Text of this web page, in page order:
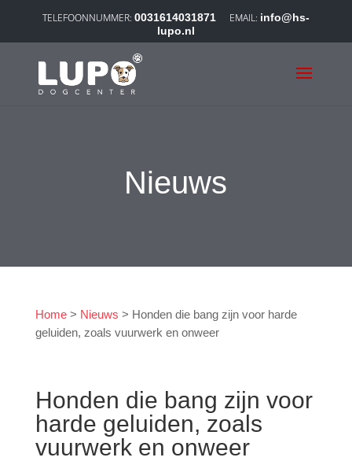
0031614031871
info@hs-
lupo.nl
Nieuws
Home> Nieuws > Honden die bang zijn voor harde
geluiden, zoals vuurwerk en onweer
Honden die bang zijn voor
harde geluiden, zoals
vuurwerk en onweer